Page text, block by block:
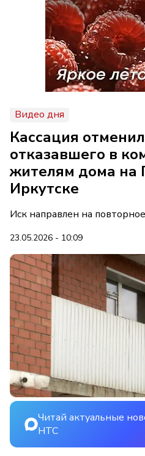
Видео дня
Кассация
отказавшего в
жителям дома на
Иркутске
Иск направлен на
23.05.2026 - 10:09
Читай актуальные
НТС